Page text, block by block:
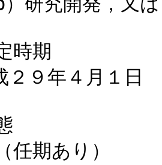
時期
あり）